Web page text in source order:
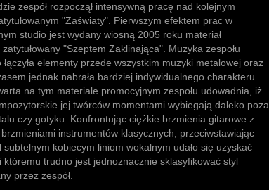
zespół rozpoczął intensywną pracę nad kolejnym
"Zaświaty". Pierwszym efektem prac w
studio jest wydany wiosną 2005 roku materiał
"Szeptem Zaklinająca". Muzyka zespołu
łączyła elementy przede wszystkim muzyki metalowej oraz
jednak nabrała bardziej indywidualnego charakteru.
na tym materiale promocyjnym zespołu udowadnia, iż
jej twórców momentami wybiegają daleko poza
czy gotyku. Konfrontując ciężkie brzmienia gitarowe z
instrumentów klasycznych, przeciwstawiając
subtelnym kobiecym liniom wokalnym udało się uzyskać
któremu trudno jest jednoznacznie sklasyfikować styl
przez zespół.